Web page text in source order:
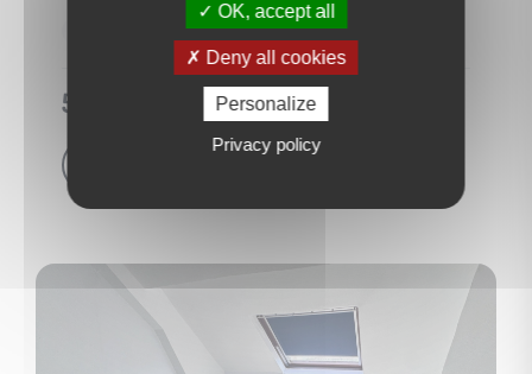
1 Pièce(s) 1 Chambre(s)
590 €
OK, accept all
Deny all cookies
Personalize
Privacy policy